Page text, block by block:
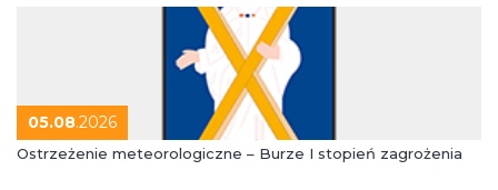
05.08.2026
Ostrzeżenie meteorologiczne – Burze I stopień zagrożenia